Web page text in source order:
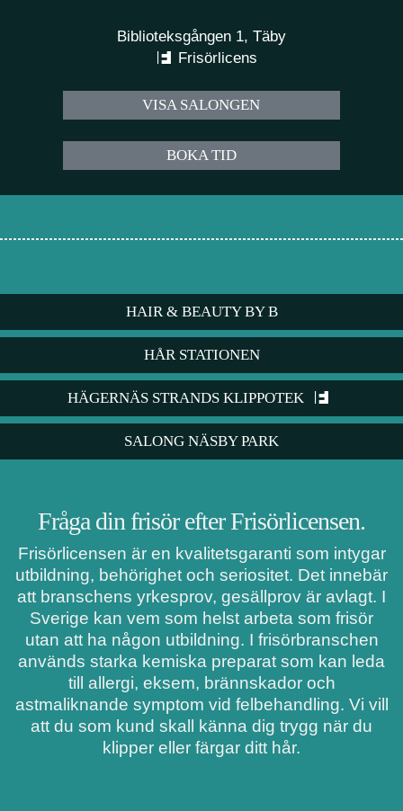
Biblioteksgången 1, Täby
Frisörlicens
VISA SALONGEN
BOKA TID
HAIR & BEAUTY BY B
HÅR STATIONEN
HÄGERNÄS STRANDS KLIPPOTEK
SALONG NÄSBY PARK
Fråga din frisör efter Frisörlicensen.
Frisörlicensen är en kvalitetsgaranti som intygar
utbildning, behörighet och seriositet. Det innebär
att branschens yrkesprov, gesällprov är avlagt. I
Sverige kan vem som helst arbeta som frisör
utan att ha någon utbildning. I frisörbranschen
används starka kemiska preparat som kan leda
till allergi, eksem, brännskador och
astmaliknande symptom vid felbehandling. Vi vill
att du som kund skall känna dig trygg när du
klipper eller färgar ditt hår.